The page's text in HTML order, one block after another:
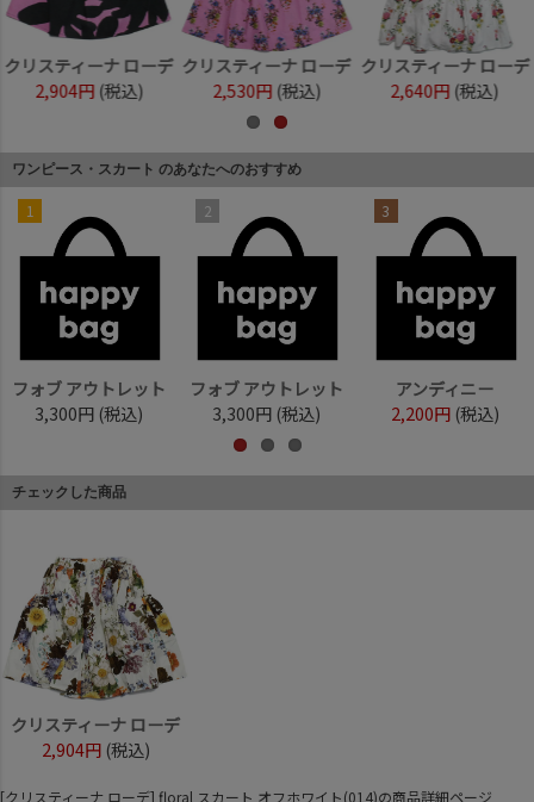
クリスティーナ ローデ
2,904円 (税込)
クリスティーナ ローデ
2,530円 (税込)
クリスティーナ ローデ
2,640円 (税込)
ワンピース・スカート のあなたへのおすすめ
1
フォブ アウトレット
3,300円 (税込)
2
フォブ アウトレット
3,300円 (税込)
3
アンディニー
2,200円 (税込)
チェックした商品
クリスティーナ ローデ
2,904円 (税込)
[クリスティーナ ローデ] floral スカート オフホワイト(014)の商品詳細ページ